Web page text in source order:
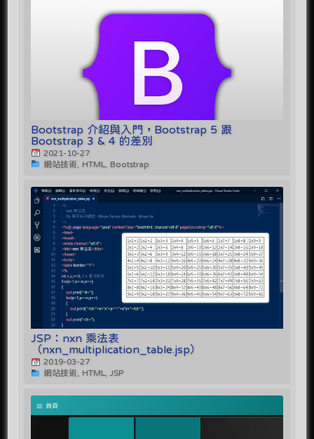
Bootstrap 介紹與入門，Bootstrap 5 跟
Bootstrap 3 & 4 的差別
2021-10-27
網站技術, HTML, Bootstrap
JSP：nxn 乘法表
（nxn_multiplication_table.jsp）
2019-03-27
網站技術, HTML, JSP